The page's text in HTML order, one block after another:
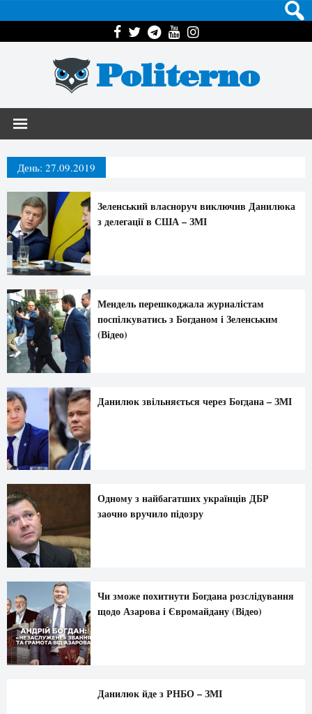
Politerno
День: 27.09.2019
Зеленський власноруч виключив Данилюка
з делегації в США – ЗМІ
Мендель перешкоджала журналістам
поспілкуватись з Богданом і Зеленським
(Відео)
Данилюк звільняється через Богдана – ЗМІ
Одному з найбагатших українців ДБР
заочно вручило підозру
Чи зможе похитнути Богдана розслідування
щодо Азарова і Євромайдану (Відео)
Данилюк йде з РНБО – ЗМІ